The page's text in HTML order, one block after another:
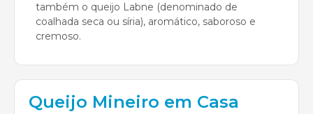
também o queijo Labne (denominado de
coalhada seca ou síria), aromático, saboroso e
cremoso.
Queijo Mineiro em Casa